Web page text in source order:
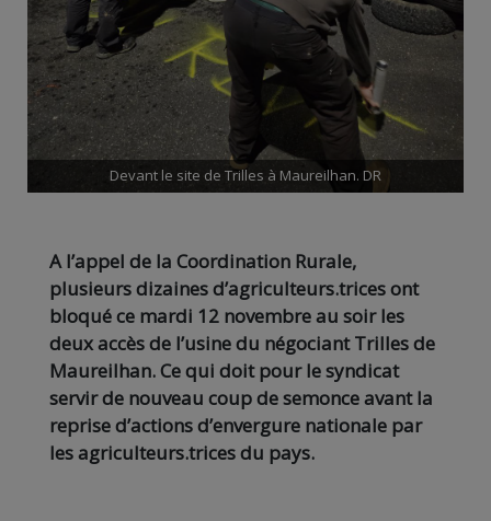
Devant le site de Trilles à Maureilhan. DR
A l’appel de la Coordination Rurale,
plusieurs dizaines d’agriculteurs.trices ont
bloqué ce mardi 12 novembre au soir les
deux accès de l’usine du négociant Trilles de
Maureilhan. Ce qui doit pour le syndicat
servir de nouveau coup de semonce avant la
reprise d’actions d’envergure nationale par
les agriculteurs.trices du pays.